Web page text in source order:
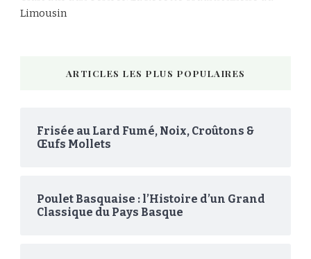
Limousin
ARTICLES LES PLUS POPULAIRES
Frisée au Lard Fumé, Noix, Croûtons &
Œufs Mollets
Poulet Basquaise : l’Histoire d’un Grand
Classique du Pays Basque